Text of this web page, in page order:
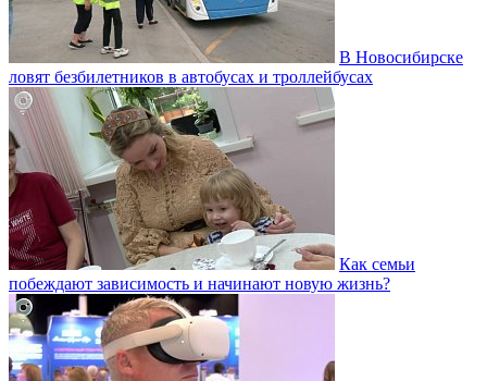
В Новосибирске
ловят безбилетников в автобусах и троллейбусах
Как семьи
побеждают зависимость и начинают новую жизнь?